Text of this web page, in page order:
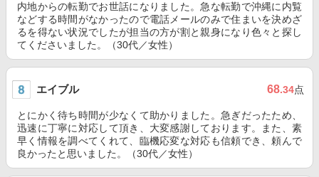
内地からの転勤でお世話になりました。急な転勤で沖縄に内覧
などする時間がなかったので電話メールのみで住まいを決めざ
るを得ない状況でしたが担当の方が割と親身になり色々と探し
てくださいました。（30代／女性）
エイブル 68.34点
とにかく待ち時間が少なくて助かりました。急ぎだったため、
迅速に丁寧に対応して頂き、大変感謝しております。また、素
早く情報を調べてくれて、臨機応変な対応も信頼でき、頼んで
良かったと思いました。（30代／女性）